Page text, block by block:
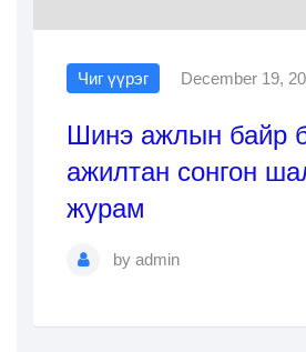
Чиг үүрэг December 19,
Шинэ ажлын байр
ажилтан сонгон
журам
by admin